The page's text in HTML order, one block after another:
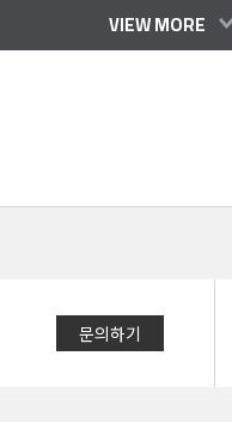
0.16
VIEW MORE
문의하기